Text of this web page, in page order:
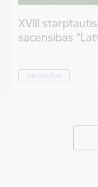
XVIII
sacensības
Sacensības